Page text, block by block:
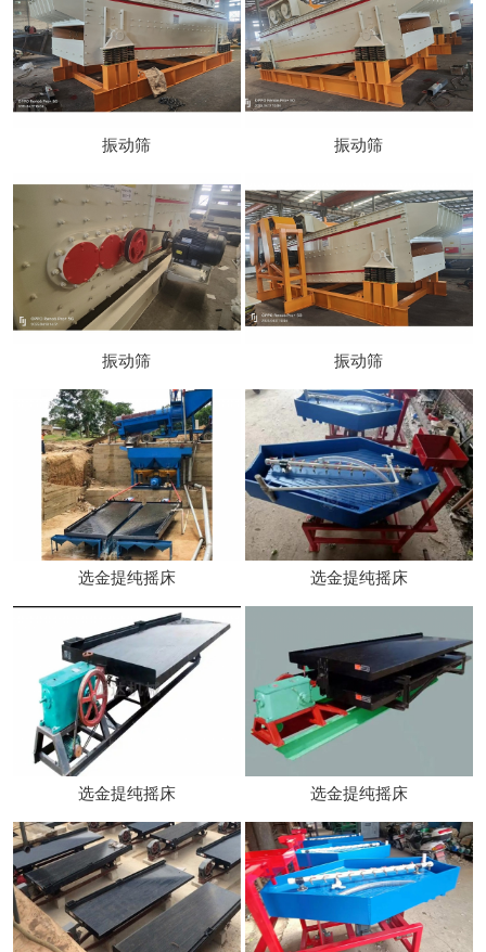
振动筛 振动筛
振动筛 振动筛
选金提纯摇床 选金提纯摇床
选金提纯摇床 选金提纯摇床